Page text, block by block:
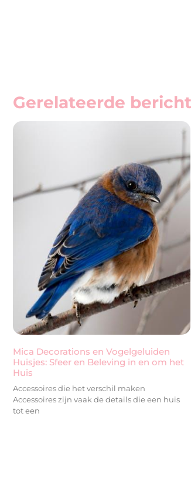
Gerelateerde
Mica Decorations en Vogelgeluiden
Huisjes: Sfeer en Beleving in en om het
Huis
Accessoires die het verschil maken
Accessoires zijn vaak de details die een huis
tot een